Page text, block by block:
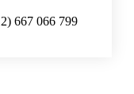
667 066 799